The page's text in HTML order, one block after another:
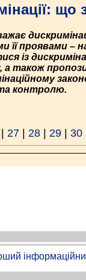
що
її проявами –
із
також
контролю.
27 28 29 30